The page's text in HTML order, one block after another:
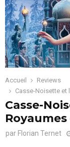
Accueil
Reviews
Casse-Noisette et
Casse-
par Florian Ternet